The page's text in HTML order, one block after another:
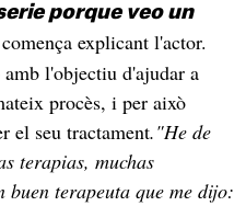
porque veo un
comença explicant l'actor.
l'objectiu d'ajudar a
procès, i per això
el seu tractament."He de
terapias, muchas
terapeuta que me dijo: